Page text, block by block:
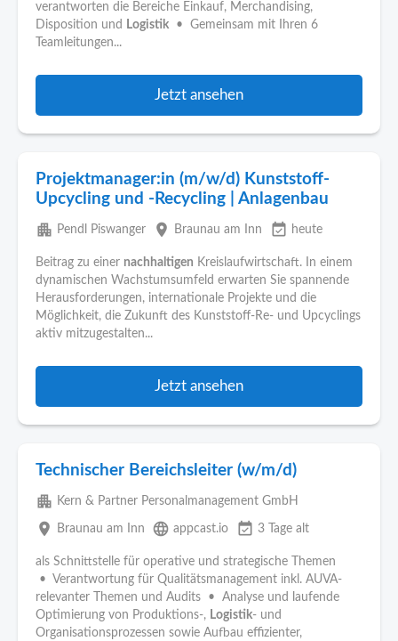
verantworten die Bereiche Einkauf, Merchandising,
Disposition und
Logistik • Gemeinsam mit Ihren 6
Teamleitungen...
Jetzt ansehen
Projektmanager:in (m/w/d) Kunststoff-
Upcycling und -Recycling | Anlagenbau
apartment Pendl Piswanger place Braunau am Inn event_available heute
Beitrag zu einer nachhaltigen Kreislaufwirtschaft. In einem
dynamischen Wachstumsumfeld erwarten Sie spannende
Herausforderungen, internationale Projekte und die
Möglichkeit, die Zukunft des Kunststoff-Re- und Upcyclings
aktiv mitzugestalten...
Jetzt ansehen
Technischer Bereichsleiter (w/m/d)
apartment Kern & Partner Personalmanagement GmbH
place Braunau am Inn language appcast.io event_available 3 Tage alt
als Schnittstelle für operative und strategische Themen
• Verantwortung für Qualitätsmanagement inkl. AUVA-
relevanter Themen und Audits • Analyse und laufende
Optimierung von Produktions-, Logistik- und
Organisationsprozessen sowie Aufbau effizienter,